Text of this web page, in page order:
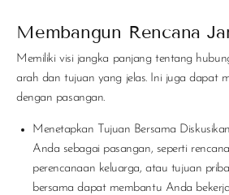
Membangun Rencana
Memiliki visi jangka panjang tentang
arah dan tujuan yang jelas. Ini juga dapat
dengan pasangan.
Menetapkan Tujuan Bersama
Anda sebagai pasangan, seperti
perencanaan keluarga, atau tujuan
bersama dapat membantu Anda